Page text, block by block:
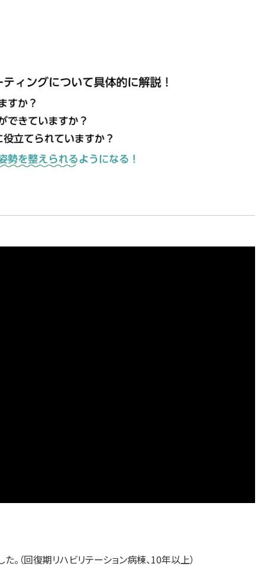
（回復期リハビリテーション病棟、10年以上）